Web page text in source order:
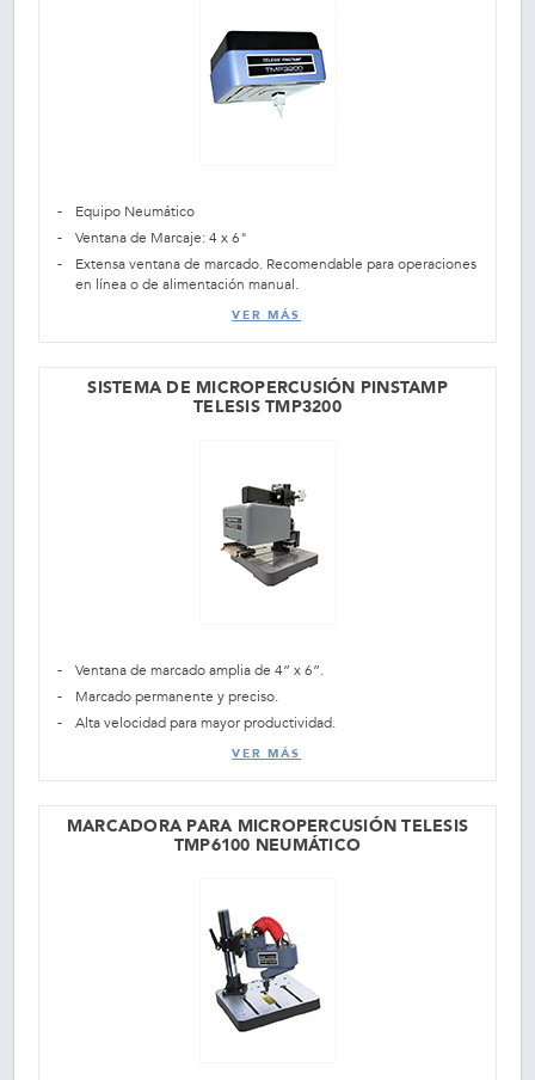
Equipo Neumático
Ventana de Marcaje: 4 x 6"
Extensa ventana de marcado. Recomendable para operaciones
en línea o de alimentación manual.
VER MÁS
SISTEMA DE MICROPERCUSIÓN PINSTAMP
TELESIS TMP3200
Ventana de marcado amplia de 4” x 6”.
Marcado permanente y preciso.
Alta velocidad para mayor productividad.
VER MÁS
MARCADORA PARA MICROPERCUSIÓN TELESIS
TMP6100 NEUMÁTICO